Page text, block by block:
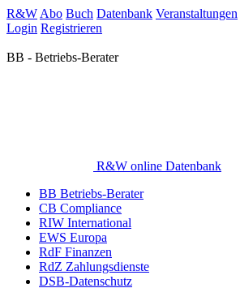
R&W Abo Buch Datenbank Veranstaltungen
Login Registrieren
BB - Betriebs-Berater
R&W online Datenbank
BB Betriebs-Berater
CB Compliance
RIW International
EWS Europa
RdF Finanzen
RdZ Zahlungsdienste
DSB-Datenschutz